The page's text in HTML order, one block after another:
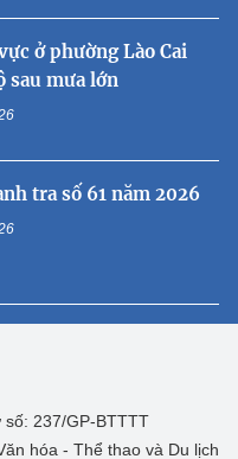
ở phường Lào Cai
sau mưa lớn
tra số 61 năm 2026
237/GP-BTTTT
hóa - Thể thao và Du lịch